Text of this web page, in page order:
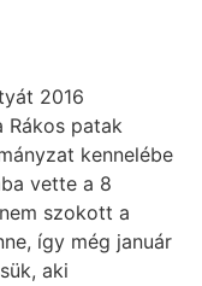
2016
Rákos patak
kennelébe
vette a 8
szokott a
így még január
aki